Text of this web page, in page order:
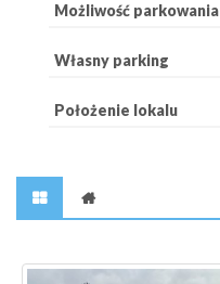
Możliwość parkowania
Własny parking
Położenie lokalu